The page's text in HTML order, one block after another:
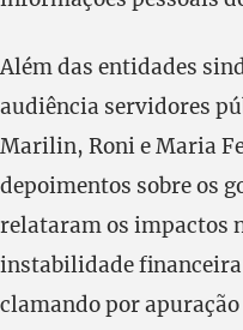
Além das entidades
audiência servidores
Marilin, Roni e Maria
depoimentos sobre os
relataram os impactos
instabilidade financeira
clamando por